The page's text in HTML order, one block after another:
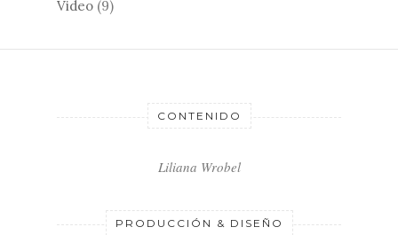
Video (9)
CONTENIDO
Liliana Wrobel
PRODUCCIÓN & DISEÑO